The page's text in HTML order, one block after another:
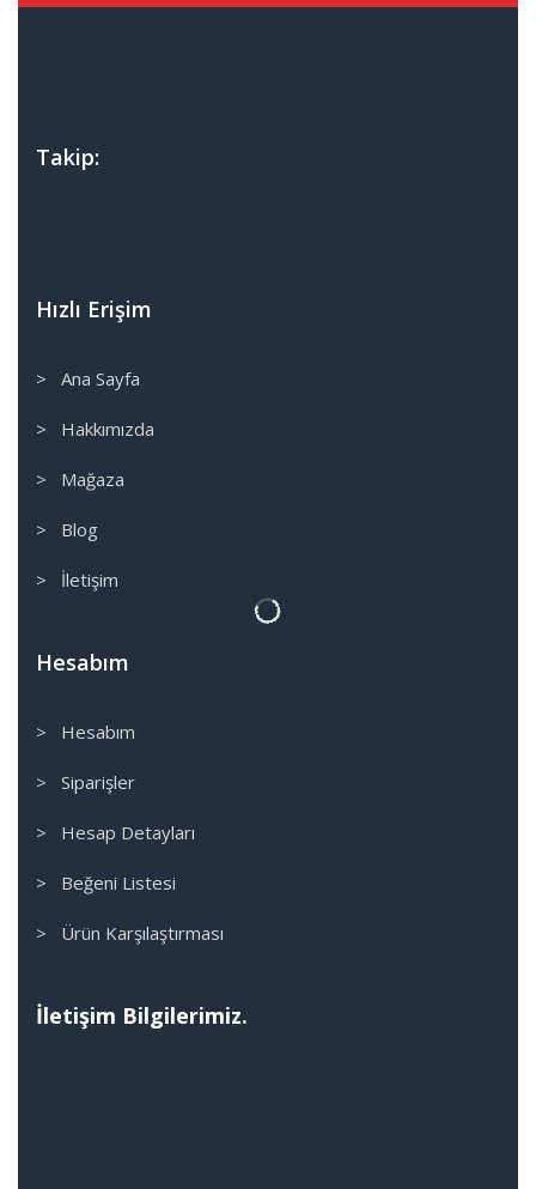
Takip:
Hızlı Erişim
> Ana Sayfa
> Hakkımızda
> Mağaza
> Blog
> İletişim
Hesabım
> Hesabım
> Siparişler
> Hesap Detayları
> Beğeni Listesi
> Ürün Karşılaştırması
İletişim Bilgilerimiz.